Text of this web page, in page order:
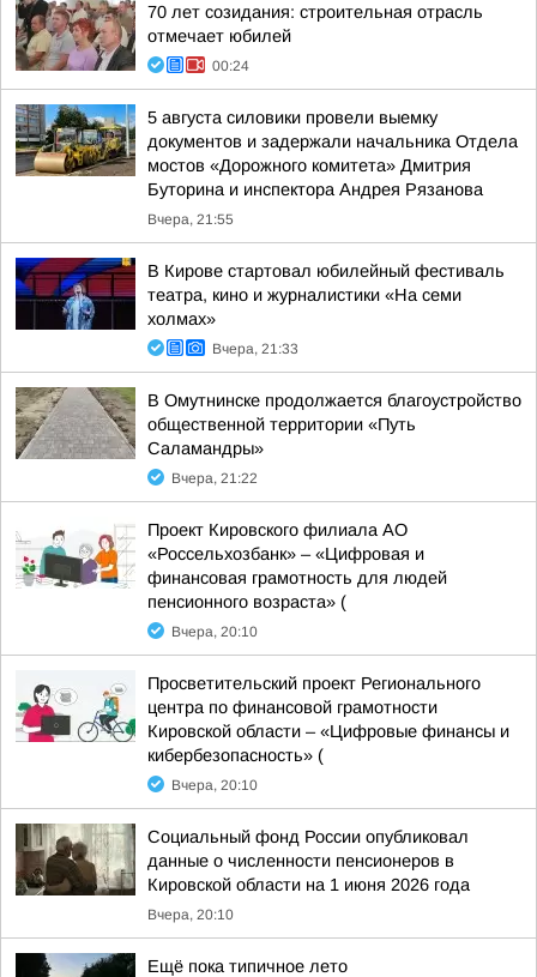
70 лет созидания: строительная отрасль
отмечает юбилей
00:24
5 августа силовики провели выемку
документов и задержали начальника Отдела
мостов «Дорожного комитета» Дмитрия
Буторина и инспектора Андрея Рязанова
Вчера, 21:55
В Кирове стартовал юбилейный фестиваль
театра, кино и журналистики «На семи
холмах»
Вчера, 21:33
В Омутнинске продолжается благоустройство
общественной территории «Путь
Саламандры»
Вчера, 21:22
Проект Кировского филиала АО
«Россельхозбанк» – «Цифровая и
финансовая грамотность для людей
пенсионного возраста» (
Вчера, 20:10
Просветительский проект Регионального
центра по финансовой грамотности
Кировской области – «Цифровые финансы и
кибербезопасность» (
Вчера, 20:10
Социальный фонд России опубликовал
данные о численности пенсионеров в
Кировской области на 1 июня 2026 года
Вчера, 20:10
Ещё пока типичное лето